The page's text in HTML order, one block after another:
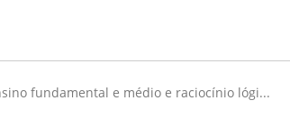
fundamental e médio e raciocínio lógi...